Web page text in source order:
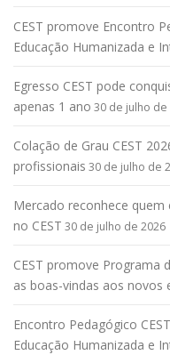
CEST promove Encontro
Educação Humanizada e
Egresso CEST pode
apenas 1 ano 30 de julho de
Colação de Grau CEST
profissionais 30 de julho de
Mercado reconhece
no CEST 30 de julho de 2026
CEST promove Programa
as boas-vindas aos novos
Encontro Pedagógico
Educação Humanizada e